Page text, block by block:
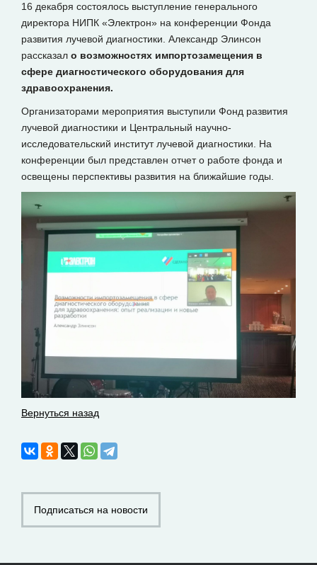
16 декабря состоялось выступление генерального
директора НИПК «Электрон» на конференции Фонда
развития лучевой диагностики. Александр Элинсон
рассказал о возможностях импортозамещения в
сфере диагностического оборудования для
здравоохранения.
Организаторами мероприятия выступили Фонд развития
лучевой диагностики и Центральный научно-
исследовательский институт лучевой диагностики. На
конференции был представлен отчет о работе фонда и
освещены перспективы развития на ближайшие годы.
Вернуться назад
Подписаться на новости